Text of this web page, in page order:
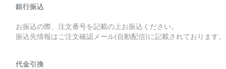
銀行振込
お振込の際、注文番号を記載の上お振込ください。
振込先情報はご注文確認メール(自動配信)に記載されております。
代金引換